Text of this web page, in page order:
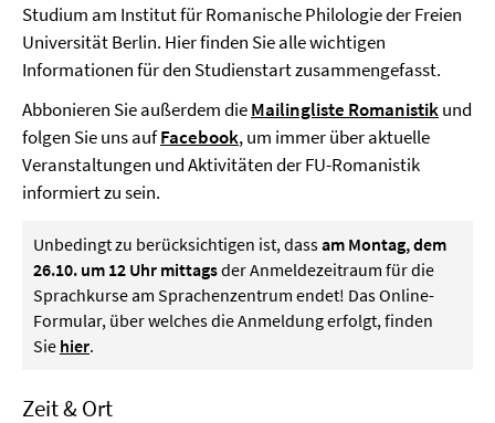
Studium am Institut für Romanische Philologie der Freien
Universität Berlin. Hier finden Sie alle wichtigen
Informationen für den Studienstart zusammengefasst.
Abbonieren Sie außerdem dieMailingliste Romanistikund
folgen Sie uns aufFacebook, um immer über aktuelle
Veranstaltungen und Aktivitäten der FU-Romanistik
informiert zu sein.
Unbedingt zu berücksichtigen ist, dassam Montag, dem
26.10. um 12 Uhr mittagsder Anmeldezeitraum für die
Sprachkurse am Sprachenzentrum endet! Das Online-
Formular, über welches die Anmeldung erfolgt, finden
Sie hier.
Zeit & Ort